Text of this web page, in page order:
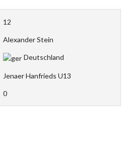
12
Alexander Stein
Deutschland
Jenaer Hanfrieds U13
0